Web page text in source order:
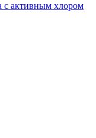
с активным хлором